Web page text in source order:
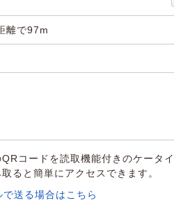
離で97m
QRコードを読取機能付きのケータイ
ると簡単にアクセスできます。
送る場合はこちら